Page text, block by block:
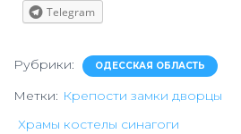
Telegram
Рубрики: ОДЕССКАЯ ОБЛАСТЬ
Метки: Крепости замки дворцы
Храмы костелы синагоги